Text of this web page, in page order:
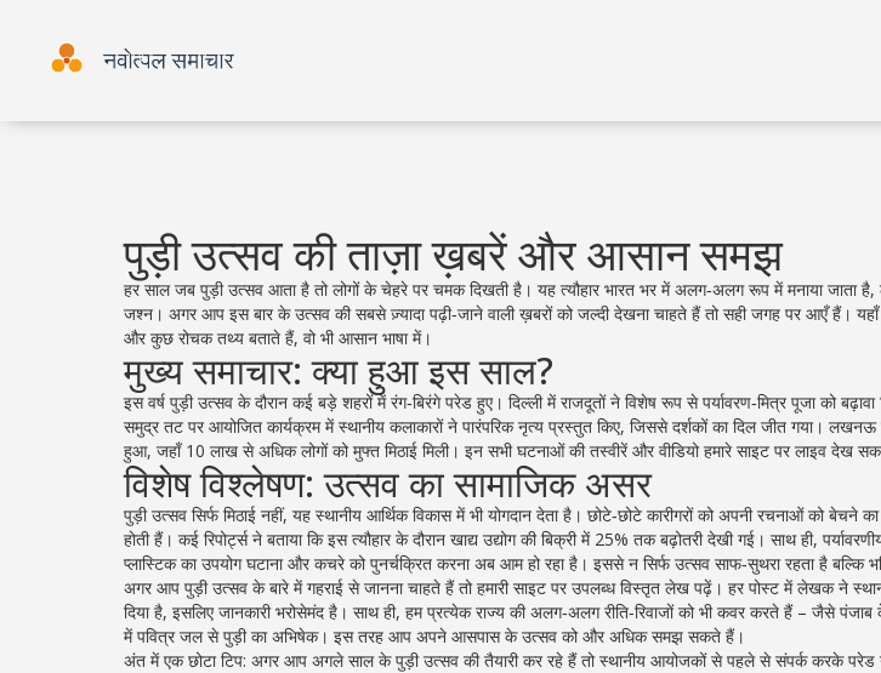
पुड़ी उत्सव की ताज़ा ख़बरें और आसान समझ
हर साल जब पुड़ी उत्सव आता है तो लोगों के चेहरे पर चमक दिखती है। यह त्यौहार भारत भर में अलग‑अलग रूप में मनाया जाता
जश्न। अगर आप इस बार के उत्सव की सबसे ज़्यादा पढ़ी‑जाने वाली ख़बरों को जल्दी देखना चाहते हैं तो सही जगह पर आएँ हैं।
और कुछ रोचक तथ्य बताते हैं, वो भी आसान भाषा में।
मुख्य समाचार: क्या हुआ इस साल?
इस वर्ष पुड़ी उत्सव के दौरान कई बड़े शहरों में रंग‑बिरंगे परेड हुए। दिल्ली में राजदूतों ने विशेष रूप से पर्यावरण‑मित्र पूजा को
समुद्र तट पर आयोजित कार्यक्रम में स्थानीय कलाकारों ने पारंपरिक नृत्य प्रस्तुत किए, जिससे दर्शकों का दिल जीत गया।
हुआ, जहाँ 10 लाख से अधिक लोगों को मुफ्त मिठाई मिली। इन सभी घटनाओं की तस्वीरें और वीडियो हमारे साइट पर लाइव देख
विशेष विश्लेषण: उत्सव का सामाजिक असर
पुड़ी उत्सव सिर्फ मिठाई नहीं, यह स्थानीय आर्थिक विकास में भी योगदान देता है। छोटे‑छोटे कारीगरों को अपनी रचनाओं को बेचने
होती हैं। कई रिपोर्ट्स ने बताया कि इस त्यौहार के दौरान खाद्य उद्योग की बिक्री में 25% तक बढ़ोतरी देखी गई। साथ ही,
प्लास्टिक का उपयोग घटाना और कचरे को पुनर्चक्रित करना अब आम हो रहा है। इससे न सिर्फ उत्सव साफ‑सुथरा रहता है बल्कि
अगर आप पुड़ी उत्सव के बारे में गहराई से जानना चाहते हैं तो हमारी साइट पर उपलब्ध विस्तृत लेख पढ़ें। हर पोस्ट में लेखक ने
दिया है, इसलिए जानकारी भरोसेमंद है। साथ ही, हम प्रत्येक राज्य की अलग‑अलग रीति‑रिवाजों को भी कवर करते हैं – जैसे
में पवित्र जल से पुड़ी का अभिषेक। इस तरह आप अपने आसपास के उत्सव को और अधिक समझ सकते हैं।
अंत में एक छोटा टिप: अगर आप अगले साल के पुड़ी उत्सव की तैयारी कर रहे हैं तो स्थानीय आयोजकों से पहले से संपर्क करके परेड